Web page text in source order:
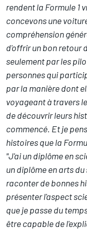
rendent la Formule 1
concevons une
compréhension
d'offrir un bon retour
seulement par les
personnes qui
par la manière dont
voyageant à travers
de découvrir leurs
commencé. Et je
histoires que la
"J'ai un diplôme en
un diplôme en arts
raconter de bonnes
présenter l'aspect
que je passe du
être capable de